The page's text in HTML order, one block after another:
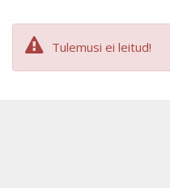
Tulemusi ei leitud!